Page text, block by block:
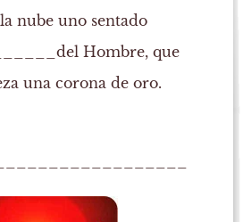
nube uno sentado
Hombre, que
una corona de oro.